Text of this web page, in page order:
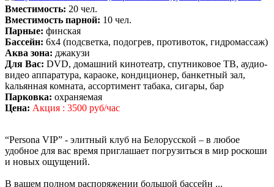
Вместимость: 20 чел.
Вместимость парной: 10 чел.
Парные: финская
Бассейн: 6х4 (подсветка, подогрев, противоток, гидромассаж)
Аква зона: джакузи
Для Вас: DVD, домашний кинотеатр, спутниковое ТВ, аудио-
видео аппаратура, караоке, кондиционер, банкетный зал,
kaльяннaя комната, ассортимент тaбaкa, сигapы, бар
Парковка: охраняемая
Цена: Акция : 3500 руб/час
“Persona VIP” - элитный клуб на Белорусской – в любое
удобное для вас время приглашает погрузиться в мир роскоши
и новых ощущений.
В вашем полном распоряжении большой бассейн ...